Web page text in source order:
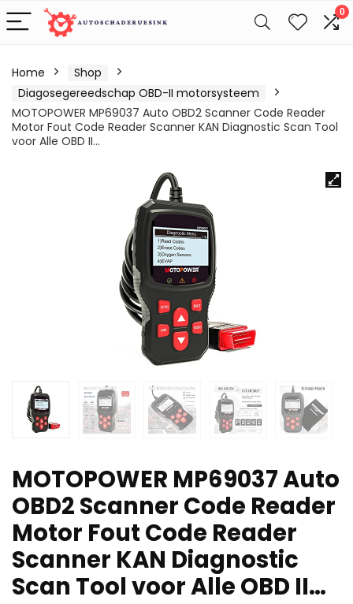
0
Home
Shop
Diagosegereedschap OBD-II motorsysteem
MOTOPOWER MP69037 Auto OBD2 Scanner Code Reader
Motor Fout Code Reader Scanner KAN Diagnostic Scan Tool
voor Alle OBD II…
MOTOPOWER MP69037 Auto
OBD2 Scanner Code Reader
Motor Fout Code Reader
Scanner KAN Diagnostic
Scan Tool voor Alle OBD II…